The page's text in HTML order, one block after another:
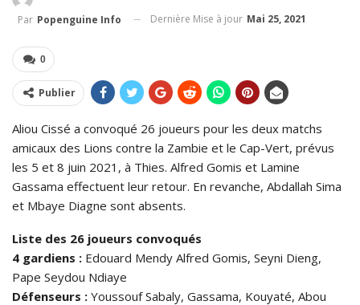
Par Popenguine Info Dernière Mise à jour Mai 25, 2021
0
Publier
Aliou Cissé a convoqué 26 joueurs pour les deux matchs
amicaux des Lions contre la Zambie et le Cap-Vert, prévus
les 5 et 8 juin 2021, à Thies. Alfred Gomis et Lamine
Gassama effectuent leur retour. En revanche, Abdallah Sima
et Mbaye Diagne sont absents.
Liste des 26 joueurs convoqués
4 gardiens : Edouard Mendy Alfred Gomis, Seyni Dieng,
Pape Seydou Ndiaye
Défenseurs : Youssouf Sabaly, Gassama, Kouyaté, Abou